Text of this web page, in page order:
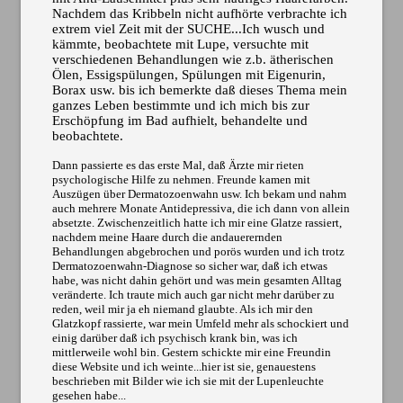
Nachdem das Kribbeln nicht aufhörte verbrachte ich
extrem viel Zeit mit der SUCHE...Ich wusch und
kämmte, beobachtete mit Lupe, versuchte mit
verschiedenen Behandlungen wie z.b. ätherischen
Ölen, Essigspülungen, Spülungen mit Eigenurin,
Borax usw. bis ich bemerkte daß dieses Thema mein
ganzes Leben bestimmte und ich mich bis zur
Erschöpfung im Bad aufhielt, behandelte und
beobachtete.
Dann passierte es das erste Mal, daß Ärzte mir rieten
psychologische Hilfe zu nehmen. Freunde kamen mit
Auszügen über Dermatozoenwahn usw. Ich bekam und nahm
auch mehrere Monate Antidepressiva, die ich dann von allein
absetzte. Zwischenzeitlich hatte ich mir eine Glatze rassiert,
nachdem meine Haare durch die andauerernden
Behandlungen abgebrochen und porös wurden und ich trotz
Dermatozoenwahn-Diagnose so sicher war, daß ich etwas
habe, was nicht dahin gehört und was mein gesamten Alltag
veränderte. Ich traute mich auch gar nicht mehr darüber zu
reden, weil mir ja eh niemand glaubte. Als ich mir den
Glatzkopf rassierte, war mein Umfeld mehr als schockiert und
einig darüber daß ich psychisch krank bin, was ich
mittlerweile wohl bin. Gestern schickte mir eine Freundin
diese Website und ich weinte...hier ist sie, genauestens
beschrieben mit Bilder wie ich sie mit der Lupenleuchte
gesehen habe...